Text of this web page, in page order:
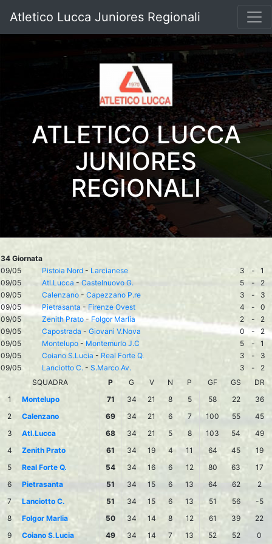
Atletico Lucca Juniores Regionali
ATLETICO LUCCA
JUNIORES
REGIONALI
34 Giornata
09/05
Pistoia Nord - Larcianese 3 -
1
09/05
Atl.Lucca - Castelnuovo G. 5 -
2
09/05
Calenzano - Capezzano P.re 3 -
3
09/05
Pietrasanta - Firenze Ovest 4 -
0
09/05
Zenith Prato- Folgor Marlia 2 -
2
09/05
Capostrada - Giovani V.Nova 0 -
2
09/05
Montelupo - Montemurlo J.C 5 -
1
09/05
Coiano S.Lucia - Real Forte Q. 3 -
3
09/05
Lanciotto C. - S.Marco Av. 3 -
2
SQUADRA
P G V N P GF GS
DR
1
Montelupo 71 34 21 8 5 58 22
36
2
Calenzano 69 34 21 6 7 100 55
45
3
Atl.Lucca 68 34 21 5 8 103 54
49
4
Zenith Prato 61 34 19 4 11 64 45
19
5
Real Forte Q. 54 34 16 6 12 80 63
17
6
Pietrasanta 51 34 15 6 13 64 62
2
7
Lanciotto C. 51 34 15 6 13 51 56
-5
8
Folgor Marlia 50 34 14 8 12 61 39
22
9
Coiano S.Lucia 49 34 14 7 13 52 52 0